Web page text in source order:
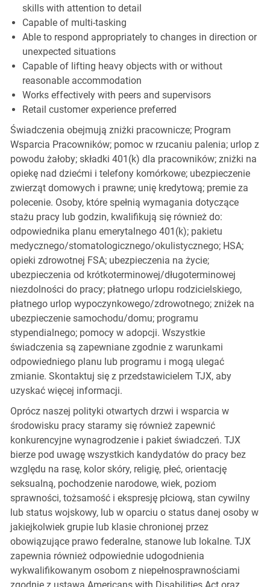
skills with attention to detail
Capable of multi-tasking
Able to respond appropriately to changes in direction or
unexpected situations
Capable of lifting heavy objects with or without
reasonable accommodation
Works effectively with peers and supervisors
Retail customer experience preferred
Świadczenia obejmują zniżki pracownicze; Program
Wsparcia Pracowników; pomoc w rzucaniu palenia; urlop z
powodu żałoby; składki 401(k) dla pracowników; zniżki na
opiekę nad dziećmi i telefony komórkowe; ubezpieczenie
zwierząt domowych i prawne; unię kredytową; premie za
polecenie. Osoby, które spełnią wymagania dotyczące
stażu pracy lub godzin, kwalifikują się również do:
odpowiednika planu emerytalnego 401(k); pakietu
medycznego/stomatologicznego/okulistycznego; HSA;
opieki zdrowotnej FSA; ubezpieczenia na życie;
ubezpieczenia od krótkoterminowej/długoterminowej
niezdolności do pracy; płatnego urlopu rodzicielskiego,
płatnego urlop wypoczynkowego/zdrowotnego; zniżek na
ubezpieczenie samochodu/domu; programu
stypendialnego; pomocy w adopcji. Wszystkie
świadczenia są zapewniane zgodnie z warunkami
odpowiedniego planu lub programu i mogą ulegać
zmianie. Skontaktuj się z przedstawicielem TJX, aby
uzyskać więcej informacji.
Oprócz naszej polityki otwartych drzwi i wsparcia w
środowisku pracy staramy się również zapewnić
konkurencyjne wynagrodzenie i pakiet świadczeń. TJX
bierze pod uwagę wszystkich kandydatów do pracy bez
względu na rasę, kolor skóry, religię, płeć, orientację
seksualną, pochodzenie narodowe, wiek, poziom
sprawności, tożsamość i ekspresję płciową, stan cywilny
lub status wojskowy, lub w oparciu o status danej osoby w
jakiejkolwiek grupie lub klasie chronionej przez
obowiązujące prawo federalne, stanowe lub lokalne. TJX
zapewnia również odpowiednie udogodnienia
wykwalifikowanym osobom z niepełnosprawnościami
zgodnie z ustawą Americans with Disabilities Act oraz